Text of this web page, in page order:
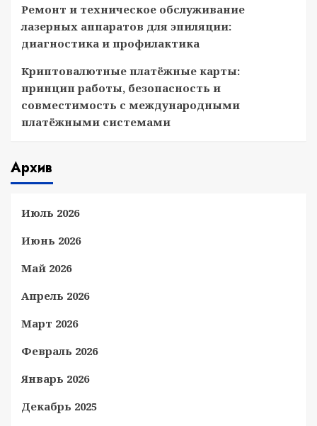
Ремонт и техническое обслуживание
лазерных аппаратов для эпиляции:
диагностика и профилактика
Криптовалютные платёжные карты:
принцип работы, безопасность и
совместимость с международными
платёжными системами
Архив
Июль 2026
Июнь 2026
Май 2026
Апрель 2026
Март 2026
Февраль 2026
Январь 2026
Декабрь 2025